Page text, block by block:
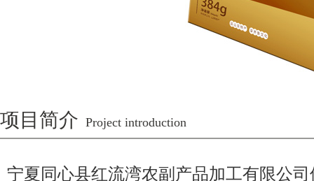
项目简介 Project introduction
宁夏同心县红流湾农副产品加工有限公司